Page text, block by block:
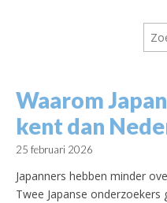
naar:
Waarom
kent dan
25 februari 2026
Japanners hebben minder
Twee Japanse